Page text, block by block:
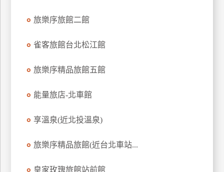
旅樂序旅館二館
雀客旅館台北松江館
旅樂序精品旅館五館
能量旅店-北車館
享溫泉(近北投溫泉)
旅樂序精品旅館(近台北車站...
皇家玫瑰旅館站前館